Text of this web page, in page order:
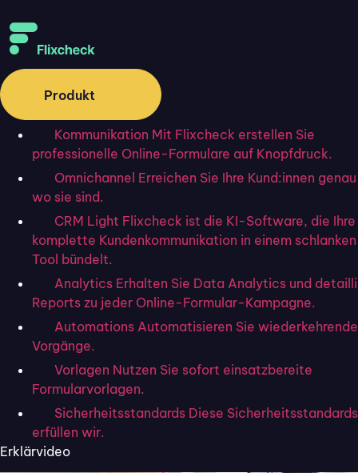
Produkt
Kommunikation Mit Flixcheck erstellen Sie
professionelle Online-Formulare auf Knopfdruck.
Omnichannel Erreichen Sie Ihre Kund:innen
wo sie sind.
CRM Light Flixcheck ist die KI-Software, die Ihre
komplette Kundenkommunikation in einem schlanken
Tool bündelt.
Analytics Erhalten Sie Data Analytics und
Reports zu jeder Online-Formular-Kampagne.
Automations Automatisieren Sie wiederkehrende
Vorgänge.
Vorlagen Nutzen Sie sofort einsatzbereite
Formularvorlagen.
Sicherheitsstandards Diese Sicherheitsstandards
erfüllen wir.
Erklärvideo
Kundenservice
Kundenzufriedenheit
steigern: 10 Tipps
Startseite »Blog»Kundenzufriedenheit steigern: 10 Tipps